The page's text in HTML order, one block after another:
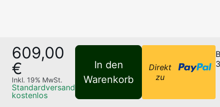
609,00
€
Inkl. 19% MwSt.
Standardversand
kostenlos
In den
Warenkorb
Direkt
zu